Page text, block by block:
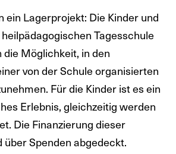
ein Lagerprojekt: Die Kinder und
Tagesschule
die Möglichkeit, in den
von der Schule organisierten
Für die Kinder ist es ein
Erlebnis, gleichzeitig werden
Die Finanzierung dieser
Spenden abgedeckt.